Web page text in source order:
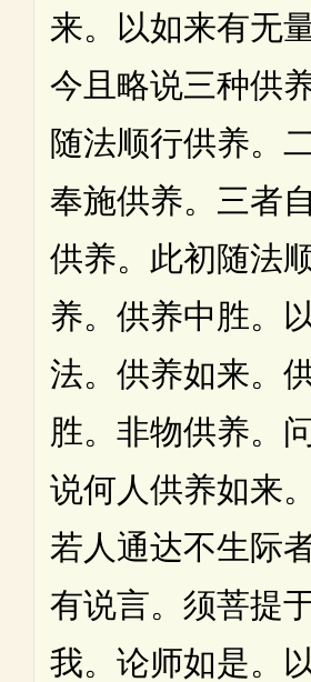
来。以如来有无
今且略说三种供
随法顺行供养。
奉施供养。三者
供养。此初随法
养。供养中胜。
法。供养如来。
胜。非物供养。
说何人供养如来
若人通达不生际
有说言。须菩提
我。论师如是。